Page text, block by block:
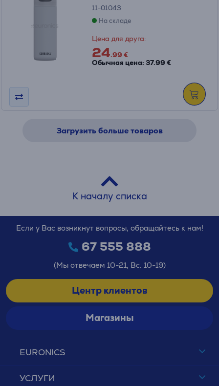
11-01043
На складе
Цена для друга:
24.99 €
Обычная цена: 37.99 €
Загрузить больше товаров
К началу списка
EURONICS
УСЛУГИ
Если у Вас возникнут вопросы, обращайтесь к нам!
67 555 888
(Мы отвечаем 10-21, Вс. 10-19)
Центр клиентов
Магазины